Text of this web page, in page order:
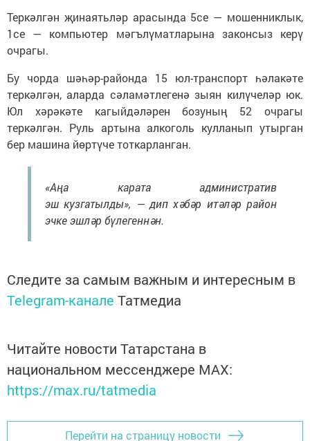
Теркәлгән җинаятьләр арасында 5се — мошенниклык,
1се — компьютер мәгълүматларына законсыз керү
очрагы.
Бу чорда шәһәр-районда 15 юл-транспорт һәлакәте
теркәлгән, аларда сәламәтлегенә зыян килүчеләр юк.
Юл хәрәкәте кагыйдәләрен бозуның 52 очрагы
теркәлгән. Руль артына алкоголь кулланып утырган
бер машина йөртүче тоткарланган.
«Аңа карата административ
эш кузгатылды», — дип хәбәр итәләр район
эчке эшләр бүлегеннән.
Следите за самым важным и интересным в
Telegram-канале Татмедиа
Читайте новости Татарстана в
национальном мессенджере MАХ:
https://max.ru/tatmedia
Перейти на страницу новости